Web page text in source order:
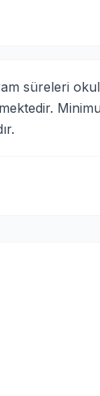
süreleri